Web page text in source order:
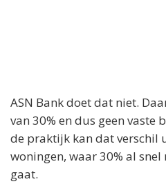
ASN Bank doet dat niet.
van 30% en dus geen vaste
de praktijk kan dat verschil
woningen, waar 30% al
gaat.